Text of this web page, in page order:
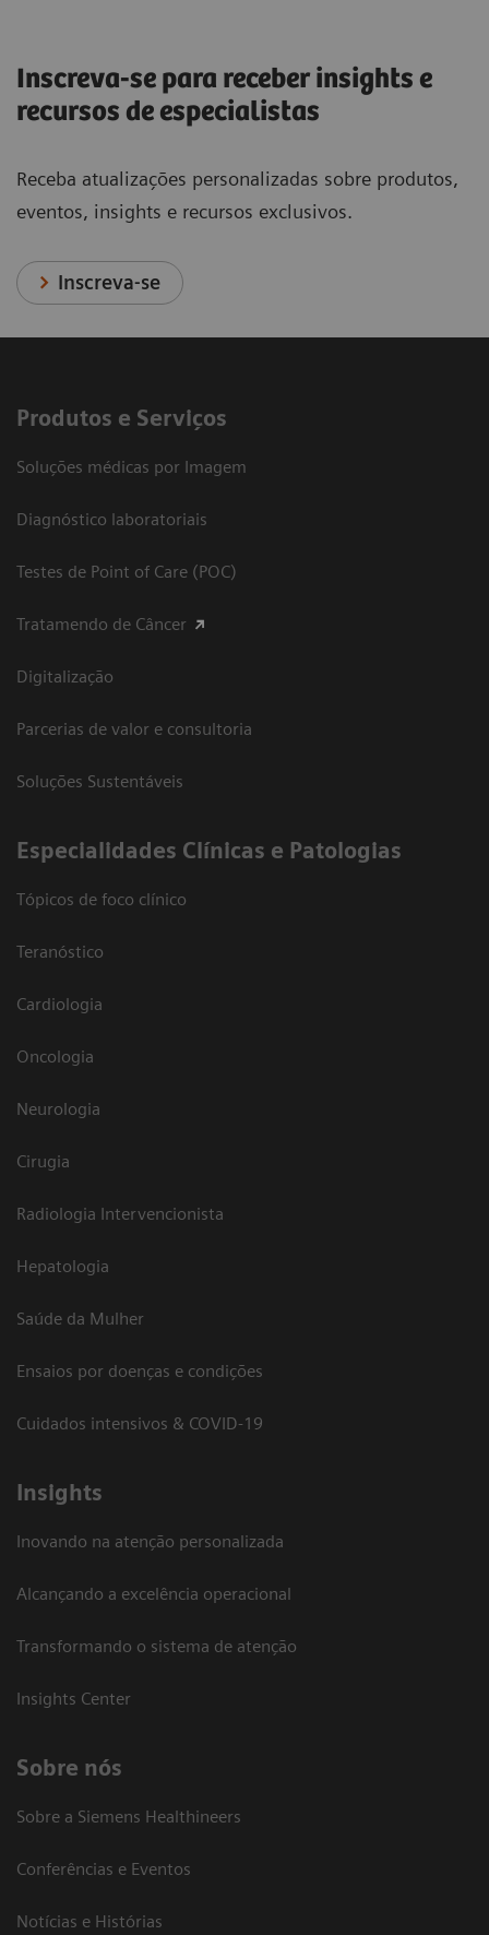
Inscreva-se para receber insights e
recursos de especialistas
Receba atualizações personalizadas sobre produtos,
eventos, insights e recursos exclusivos.
Inscreva-se
Produtos e Serviços
Soluções médicas por Imagem
Diagnóstico laboratoriais
Testes de Point of Care (POC)
Tratamendo de Câncer
Digitalização
Parcerias de valor e consultoria
Soluções Sustentáveis
​Especialidades Clínicas e Patologias
Tópicos de foco clínico
Teranóstico
Cardiologia
Oncologia
Neurologia
Cirugia
Radiologia Intervencionista
Hepatologia
Saúde da Mulher
Ensaios por doenças e condições
Cuidados intensivos & COVID-19
Insights
Inovando na atenção personalizada
Alcançando a excelência operacional
Transformando o sistema de atenção
Insights Center
Sobre nós
Sobre a Siemens Healthineers
Conferências e Eventos
Notícias e Histórias